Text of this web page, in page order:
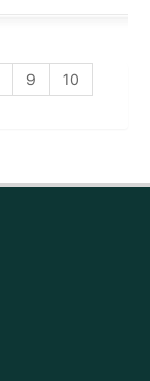
9
10